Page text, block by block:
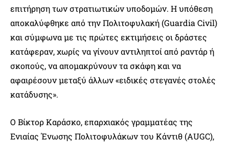
επιτήρηση των στρατιωτικών υποδομών. Η υπόθεση
αποκαλύφθηκε από την Πολιτοφυλακή (Guardia Civil)
και σύμφωνα με τις πρώτες εκτιμήσεις οι δράστες
κατάφεραν, χωρίς να γίνουν αντιληπτοί από ραντάρ ή
σκοπούς, να απομακρύνουν τα σκάφη και να
αφαιρέσουν μεταξύ άλλων «ειδικές στεγανές στολές
κατάδυσης».
Ο Βίκτορ Καράσκο, επαρχιακός γραμματέας της
Ενιαίας Ένωσης Πολιτοφυλάκων του Κάντιθ (AUGC),